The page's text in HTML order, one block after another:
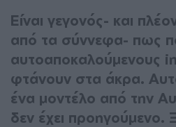
Είναι γεγονός- και
από τα σύννεφα- πως
αυτοαποκαλούμενους
φτάνουν στα άκρα.
ένα μοντέλο από την
δεν έχει προηγούμενο.